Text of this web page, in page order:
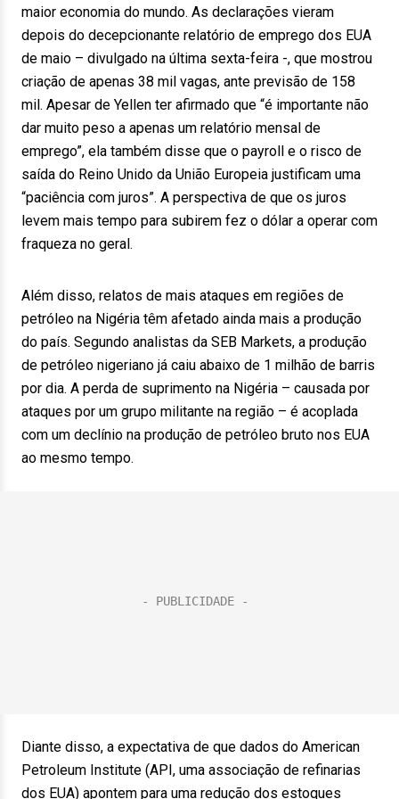
maior economia do mundo. As declarações vieram
depois do decepcionante relatório de emprego dos EUA
de maio – divulgado na última sexta-feira -, que mostrou
criação de apenas 38 mil vagas, ante previsão de 158
mil. Apesar de Yellen ter afirmado que “é importante não
dar muito peso a apenas um relatório mensal de
emprego”, ela também disse que o payroll e o risco de
saída do Reino Unido da União Europeia justificam uma
“paciência com juros”. A perspectiva de que os juros
levem mais tempo para subirem fez o dólar a operar com
fraqueza no geral.
Além disso, relatos de mais ataques em regiões de
petróleo na Nigéria têm afetado ainda mais a produção
do país. Segundo analistas da SEB Markets, a produção
de petróleo nigeriano já caiu abaixo de 1 milhão de barris
por dia. A perda de suprimento na Nigéria – causada por
ataques por um grupo militante na região – é acoplada
com um declínio na produção de petróleo bruto nos EUA
ao mesmo tempo.
Diante disso, a expectativa de que dados do American
Petroleum Institute (API, uma associação de refinarias
dos EUA) apontem para uma redução dos estoques